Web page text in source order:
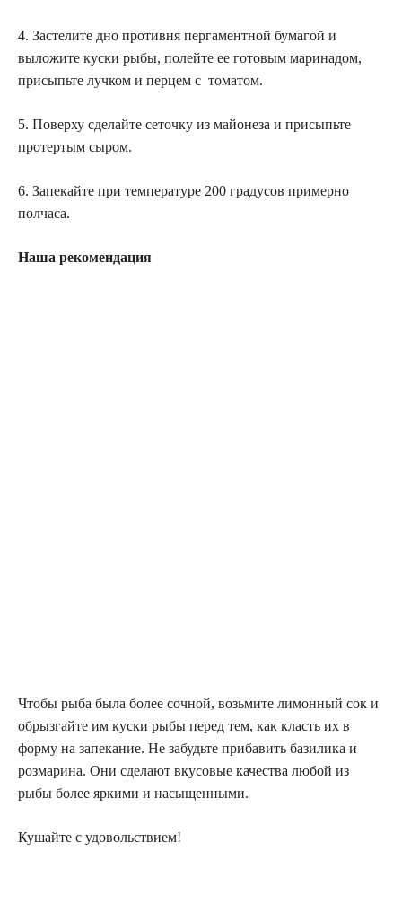
4. Застелите дно противня пергаментной бумагой и
выложите куски рыбы, полейте ее готовым маринадом,
присыпьте лучком и перцем с томатом.
5. Поверху сделайте сеточку из майонеза и присыпьте
протертым сыром.
6. Запекайте при температуре 200 градусов примерно
полчаса.
Наша рекомендация
Чтобы рыба была более сочной, возьмите лимонный сок и
обрызгайте им куски рыбы перед тем, как класть их в
форму на запекание. Не забудьте прибавить базилика и
розмарина. Они сделают вкусовые качества любой из
рыбы более яркими и насыщенными.
Кушайте с удовольствием!